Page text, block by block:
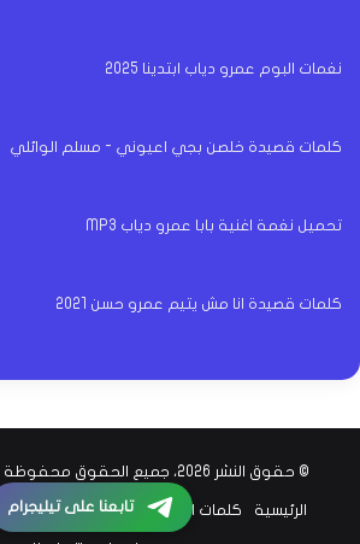
نغمات البوم عمرو دياب ابتدينا 2025
كلمات قصيدة خلصن بجي اعيوني - مسلم الوائلي
تحميل نغمة اغنية بابا عمرو دياب MP3
كلمات قصيدة انا مش يتيم عمرو حسن 2021
© حقوق النشر 2026، جميع الحقوق محفوظة |
الرئيسية كلمات اغاني اخبار الفن اخبار الرياضة
تابعنا على تيليجرام